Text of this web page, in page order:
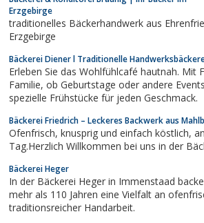
Erzgebirge
traditionelles Bäckerhandwerk aus
Erzgebirge
Bäckerei Diener l Traditionelle
Erleben Sie das Wohlfühlcafé hautnah. Mit
Familie, ob Geburtstage oder andere Events – wir bieten
spezielle Frühstücke für jeden Geschmack.
Bäckerei Friedrich – Leckeres Backwerk aus
Ofenfrisch, knusprig und einfach köstlich, an jedem jungen
Tag.Herzlich Willkommen bei uns in der
Bäckerei Heger
In der Bäckerei Heger in Immenstaad
mehr als 110 Jahren eine Vielfalt an
traditionsreicher Handarbeit.